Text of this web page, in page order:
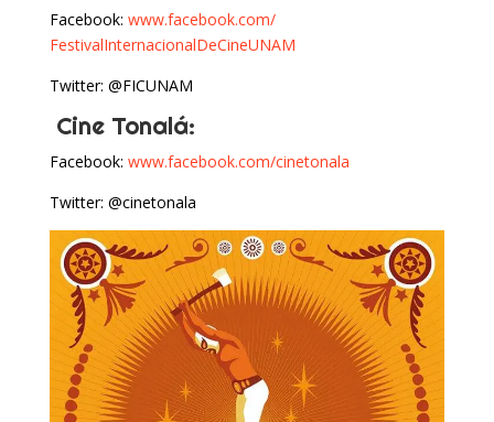
Facebook: www.facebook.com/
FestivalInternacionalDeCineUNAM
Twitter: @FICUNAM
Cine Tonalá:
Facebook: www.facebook.com/cinetonala
Twitter: @cinetonala